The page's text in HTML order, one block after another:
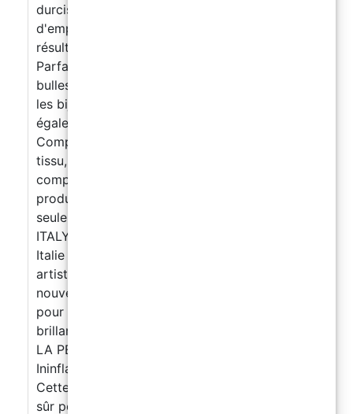
durcisseur, 1 paire de gants, et un mode
d'emploi avec tous les conseils utiles pour un
résultat parfait.
Parfaitement transparent, il n'incorpore pas de
bulles d'air grâce à la formule spécifique pour
les bijoux et les créations artistiques. Il est
également idéal pour encastrer des objets.
Compatible avec les moules en silicone, bois,
tissu, verre, papier ou photo. La catalyse
complète prend environ 24 heures mais le
produit peut être extrait du moule après
seulement 10 heures.
ITALY】 Formule développée et produite en
Italie spécifiquement pour les créations
artistiques. Parfaitement transparent avec les
nouveaux filtres UV anti-jaunissement, liquide
pour éviter l'incorporation de bulles d'air. Très
brillant et auto-nivelant.
LA PEAU】 Toutes les résines Resin Pro sont
Ininflammables, sans solvant et sans odeur.
Cette résine, une fois durcie, est un composé
sûr pour un contact avec la peau. Vous